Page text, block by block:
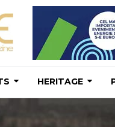
HERITAGE